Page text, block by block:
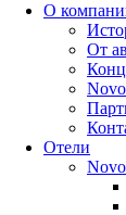
О
От
Отели